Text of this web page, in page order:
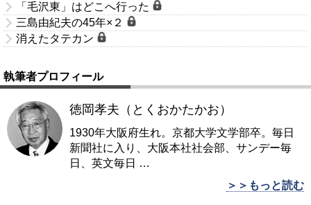
「毛沢東」はどこへ行った
三島由紀夫の45年×２
消えたタテカン
執筆者プロフィール
徳岡孝夫（とくおかたかお）
1930年大阪府生れ。京都大学文学部卒。毎日
新聞社に入り、大阪本社社会部、サンデー毎
日、英文毎日 …
＞＞もっと読む